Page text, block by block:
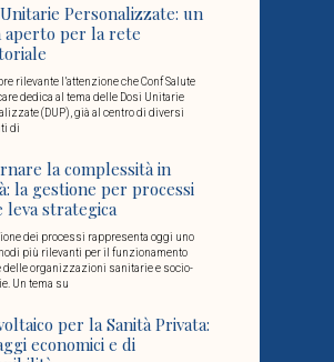
Personalizzate: un
aperto per la rete
rilevante l’attenzione che Conf Salute
dedica al tema delle Dosi Unitarie
(DUP), già al centro di diversi
di
la complessità in
la gestione per processi
leva strategica
dei processi rappresenta oggi uno
più rilevanti per il funzionamento
delle organizzazioni sanitarie e socio-
Un tema su
per la Sanità Privata:
economici e di